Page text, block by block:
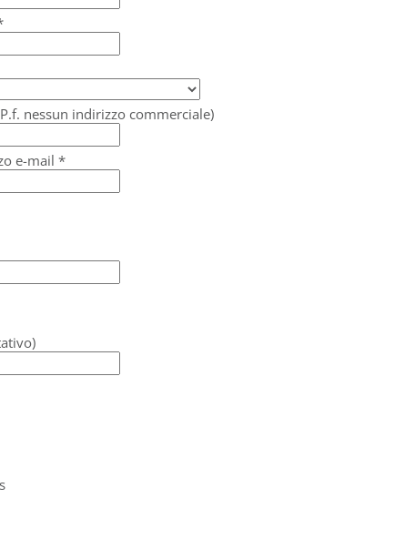
nessun indirizzo commerciale)
e-mail *